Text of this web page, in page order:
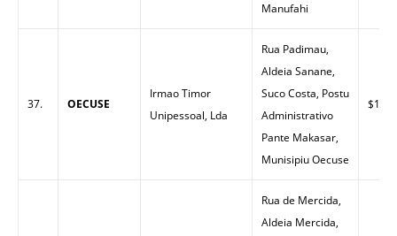
Manufahi
37. OECUSE
Irmao Timor
Unipessoal, Lda
Rua Padimau,
Aldeia Sanane,
Suco Costa, Postu
Administrativo
Pante Makasar,
Munisipiu Oecuse
$1.66
Rua de Mercida,
Aldeia Mercida,